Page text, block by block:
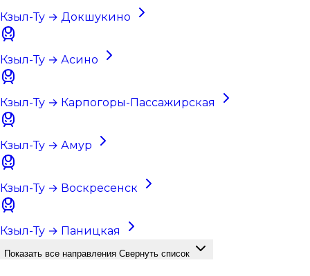
Кзыл-Ту → Докшукино
Кзыл-Ту → Асино
Кзыл-Ту → Карпогоры-Пассажирская
Кзыл-Ту → Амур
Кзыл-Ту → Воскресенск
Кзыл-Ту → Паницкая
Показать все направления Свернуть список